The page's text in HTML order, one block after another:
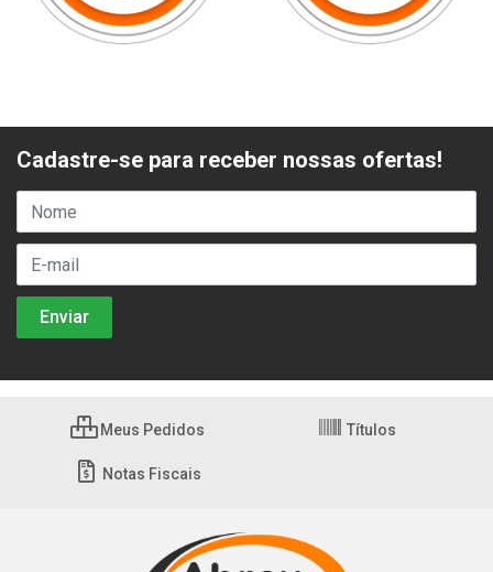
Cadastre-se para receber nossas ofertas!
Meus Pedidos Títulos
Notas Fiscais